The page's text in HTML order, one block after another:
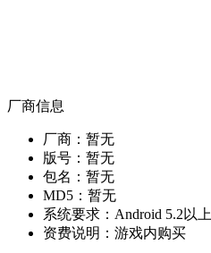
厂商信息
厂商： 暂无
版号： 暂无
包名： 暂无
MD5： 暂无
系统要求： Android 5.2以上
资费说明： 游戏内购买